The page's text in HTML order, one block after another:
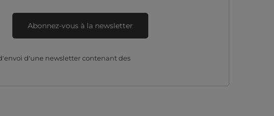
d'une newsletter contenant des
Abonnez-vous à la newsletter